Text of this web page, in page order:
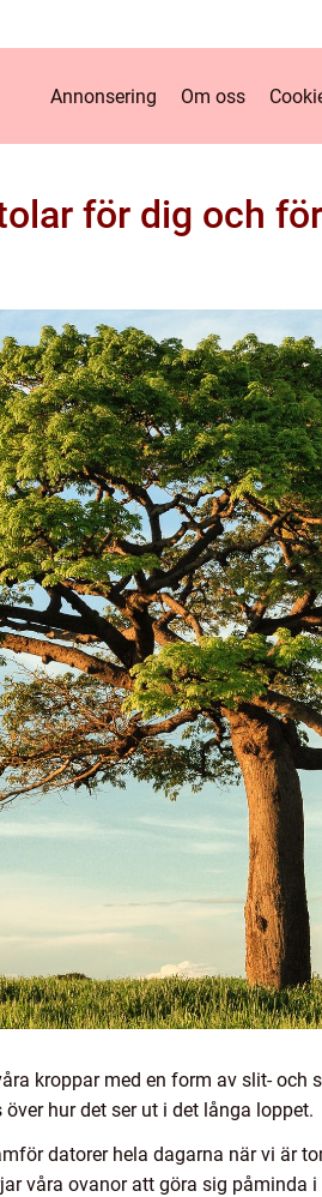
Annonsering Om oss
för dig och
kroppar med en form av slit-
hur det ser ut i det långa loppet.
datorer hela dagarna när vi är
våra ovanor att göra sig